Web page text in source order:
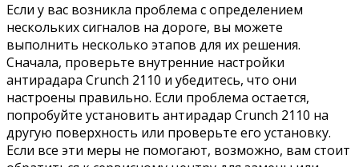
Если у вас возникла проблема с определением
нескольких сигналов на дороге, вы можете
выполнить несколько этапов для их решения.
Сначала, проверьте внутренние настройки
антирадара Crunch 2110 и убедитесь, что они
настроены правильно. Если проблема остается,
попробуйте установить антирадар Crunch 2110 на
другую поверхность или проверьте его установку.
Если все эти меры не помогают, возможно, вам стоит